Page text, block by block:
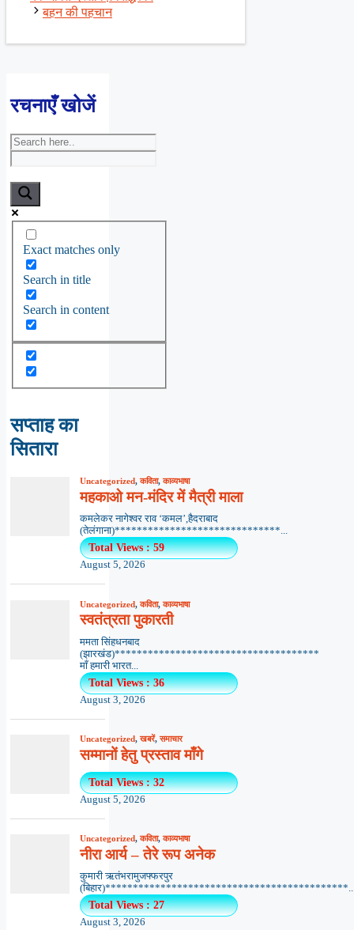
बहन की पहचान
रचनाएँ खोजें
Exact matches only
Search in title
Search in content
सप्ताह का
सितारा
Uncategorized,कविता,काव्यभाषा
महकाओ मन-मंदिर में मैत्री माला
कमलेकर नागेश्वर राव ‘कमल’,हैदराबाद
(तेलंगाना)******************************...
Total Views : 59
August 5, 2026
Uncategorized,कविता,काव्यभाषा
स्वतंत्रता पुकारती
ममता सिंहधनबाद
(झारखंड)*************************************
माँ हमारी भारत...
Total Views : 36
August 3, 2026
Uncategorized,खबरें,समाचार
सम्मानों हेतु प्रस्ताव माँगे
Total Views : 32
August 5, 2026
Uncategorized,कविता,काव्यभाषा
नीरा आर्य – तेरे रूप अनेक
कुमारी ऋतंभरामुजफ्फरपुर
Total Views : 27
August 3, 2026